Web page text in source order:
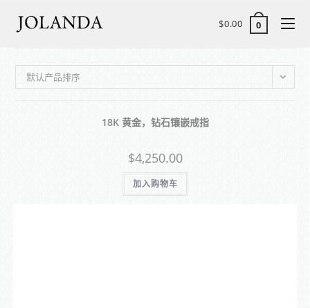
$0.00 0
默认产品排序
18K 黄金，钻石镶嵌戒指
$4,250.00
加入购物车